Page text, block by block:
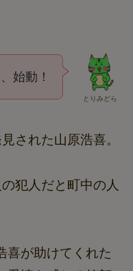
とりみどら
始動！
された山原浩喜。
犯人だと町中の人
喜が助けてくれた